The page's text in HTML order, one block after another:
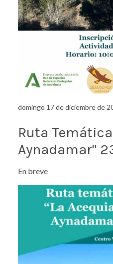
domingo 17 de diciembre de
Ruta
Aynadamar"
En breve